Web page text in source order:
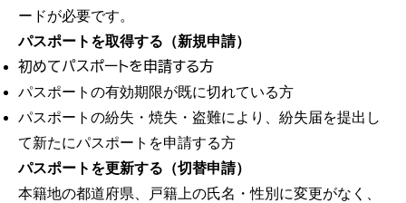
ードが必要です。
パスポートを取得する（新規申請）
初めてパスポートを申請する方
パスポートの有効期限が既に切れている方
パスポートの紛失・焼失・盗難により、紛失届を提出し
て新たにパスポートを申請する方
パスポートを更新する（切替申請）
本籍地の都道府県、戸籍上の氏名・性別に変更がなく、